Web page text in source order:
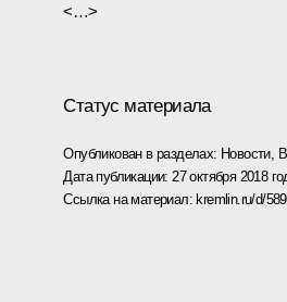
<…>
Статус материала
Опубликован в разделах: Новости,
Дата публикации: 27 октября 2018
Ссылка на материал: kremlin.ru/d/